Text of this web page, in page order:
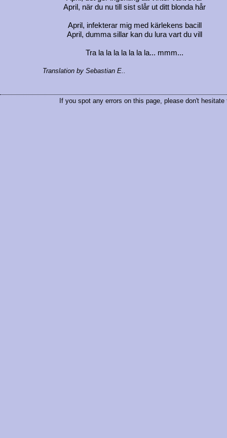
April, när du nu till sist slår ut ditt blonda hår
April, infekterar mig med kärlekens bacill
April, dumma sillar kan du lura vart du vill
Tra la la la la la la la... mmm...
Translation by Sebastian E..
If you spot any errors on this page, please don't